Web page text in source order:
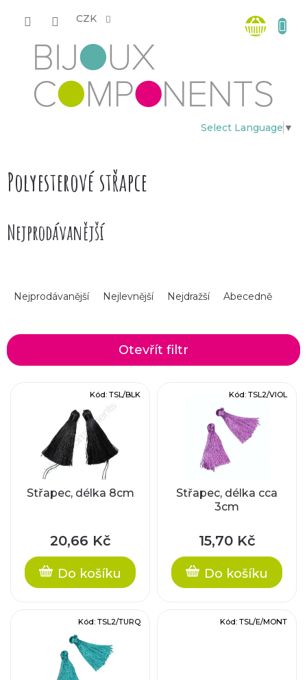
CZK
Select Language ▼
košík
Polyesterové střapce
Nejprodávanější
z
Nejprodávanější Nejlevnější Nejdražší Abecedně
Otevřít filtr
Střapec, délka 8cm
20,66 Kč
Do košíku
Kód: TSL/BLK
Střapec, délka cca
3cm
15,70 Kč
Do košíku
Kód: TSL2/VIOL
Kód: TSL2/TURQ Kód: TSL/E/MONT